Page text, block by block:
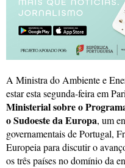
A Ministra do Ambiente e
estar esta segunda‑feira em
Ministerial sobre o
o Sudoeste da Europa, um
governamentais de Portugal,
Europeia para discutir o
os três países no domínio da